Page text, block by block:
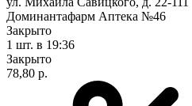
Доминантафарм Аптека №46
Закрыто
1 шт. в 19:36
Закрыто
78,80 р.